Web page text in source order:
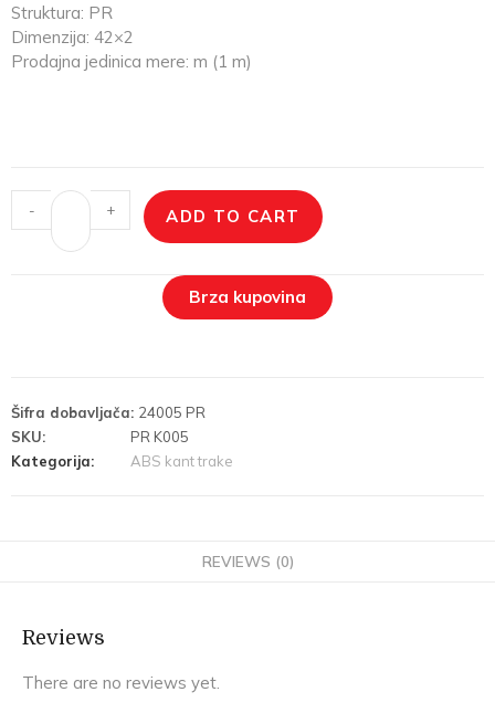
Struktura: PR
Dimenzija: 42×2
Prodajna jedinica mere: m (1 m)
- + ADD TO CART
Brza kupovina
Šifra dobavljača: 24005 PR
SKU:
PR K005
Kategorija:
ABS kant trake
REVIEWS (0)
Reviews
There are no reviews yet.